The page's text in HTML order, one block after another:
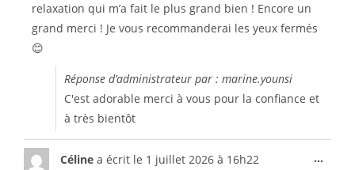
relaxation qui m’a fait le plus grand bien ! Encore un
grand merci ! Je vous recommanderai les yeux fermés
😊
Réponse d’administrateur par : marine.younsi
C'est adorable merci à vous pour la confiance et
à très bientôt
Céline a écrit le 1 juillet 2026 à 16h22
...